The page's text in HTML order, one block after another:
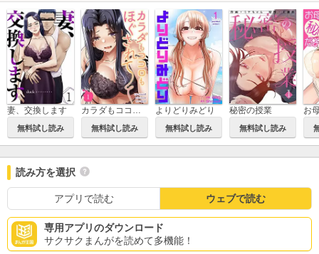
妻、交換します
無料試し読み
カラダもココロもほぐされて【電子単行本版】
無料試し読み
よりどりみどり
無料試し読み
秘密の授業
無料試し読み
読み方を選択
アプリで読む ウェブで読む
専用アプリのダウンロード
サクサクまんがを読めて多機能！